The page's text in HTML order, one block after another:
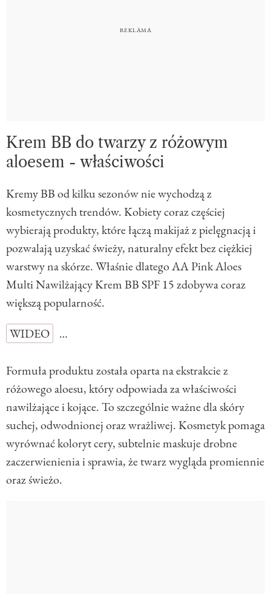
Krem BB do twarzy z różowym
aloesem - właściwości
Kremy BB od kilku sezonów nie wychodzą z
kosmetycznych trendów. Kobiety coraz częściej
wybierają produkty, które łączą makijaż z pielęgnacją i
pozwalają uzyskać świeży, naturalny efekt bez ciężkiej
warstwy na skórze. Właśnie dlatego AA Pink Aloes
Multi Nawilżający Krem BB SPF 15 zdobywa coraz
większą popularność.
WIDEO
…
Formuła produktu została oparta na ekstrakcie z
różowego aloesu, który odpowiada za właściwości
nawilżające i kojące. To szczególnie ważne dla skóry
suchej, odwodnionej oraz wrażliwej. Kosmetyk pomaga
wyrównać koloryt cery, subtelnie maskuje drobne
zaczerwienienia i sprawia, że twarz wygląda promiennie
oraz świeżo.